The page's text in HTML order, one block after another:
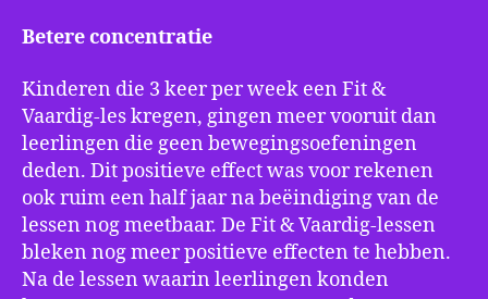
Betere concentratie
Kinderen die 3 keer per week een Fit &
Vaardig-les kregen, gingen meer vooruit dan
leerlingen die geen bewegingsoefeningen
deden. Dit positieve effect was voor rekenen
ook ruim een half jaar na beëindiging van de
lessen nog meetbaar. De Fit & Vaardig-lessen
bleken nog meer positieve effecten te hebben.
Na de lessen waarin leerlingen konden